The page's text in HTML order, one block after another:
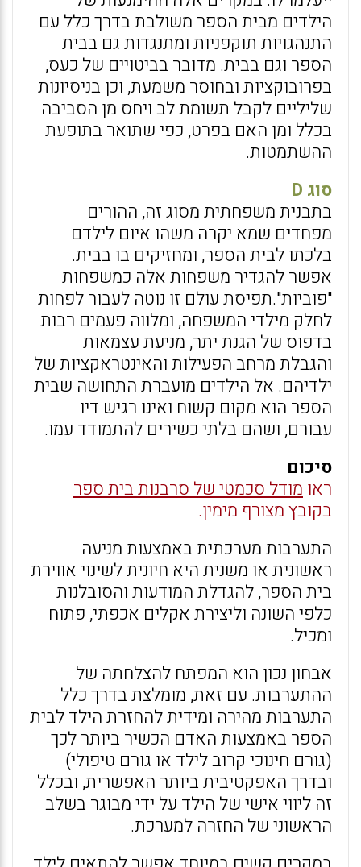
הילדים מבית הספר משולבת בדרך כלל עם
התנהגויות תוקפניות ומתנגדות גם בבית
הספר וגם בבית. מדובר בביטויים של כעס,
בפרובוקציות ובחוסר משמעת, וכן בניסיונות
שליליים לקבל תשומת לב ויחס מן הסביבה
בכלל ומן האם בפרט, כפי שתואר בתופעת
ההשתמטות.
סוג D
בתבנית משפחתית מסוג זה, ההורים
מפחדים שמא יקרה משהו איום לילדם
בלכתו לבית הספר, ומחזיקים בו בבית.
אפשר להגדיר משפחות אלה כמשפחות
"פוביות".תפיסת עולם זו נוטה לעבור לפחות
לחלק מילדי המשפחה, ומלווה פעמים רבות
בדפוס של הגנת יתר, מניעת עצמאות
והגבלת מרחב הפעילות והאינטראקציות של
ילדיהם. אל הילדים מועברת התחושה שבית
הספר הוא מקום קשוח ואינו רגיש דיו
עבורם, ושהם בלתי כשירים להתמודד עמו.
סיכום
ראו מודל סכמטי של סרבנות בית ספר
בקובץ מצורף מימין.
התערבות מערכתית באמצעות מניעה
ראשונית או משנית היא חיונית לשינוי אווירת
בית הספר, להגדלת המודעות והסובלנות
כלפי השונה וליצירת אקלים אכפתי, פתוח
ומכיל.
אבחון נכון הוא המפתח להצלחתה של
ההתערבות. עם זאת, מומלצת בדרך כלל
התערבות מהירה ומידית להחזרת הילד לבית
הספר באמצעות האדם הכשיר ביותר לכך
(גורם חינוכי קרוב לילד או גורם טיפולי)
ובדרך האפקטיבית ביותר האפשרית, ובכלל
זה ליווי אישי של הילד על ידי מבוגר בשלב
הראשוני של החזרה למערכת.